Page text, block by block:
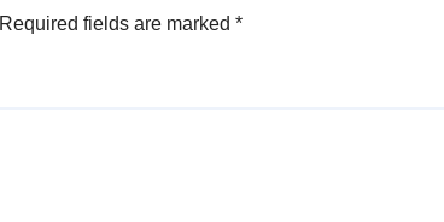
Required fields are marked *